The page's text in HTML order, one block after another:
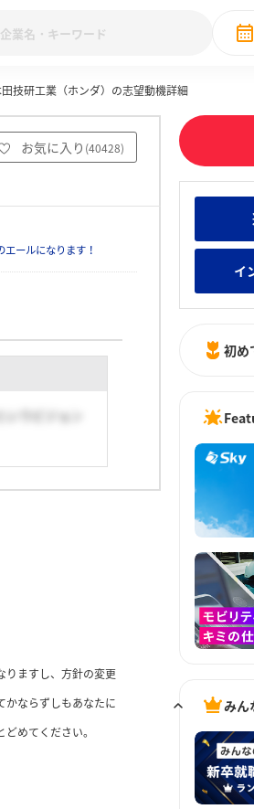
みんなの新卒就職人気企業ラン
28卒 IT・DX現場社員インタビ
技研工業（ホンダ）の志望動機詳細
お気に入り (40428)
ールになります！
うビジョン
りますし、方針の変更
かならずしもあなたに
めてください。
イ
初め
みん